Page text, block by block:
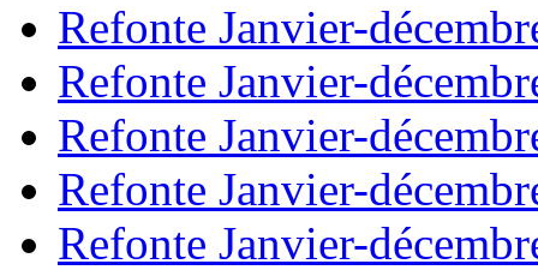
Refonte Janvier-
Refonte Janvier-
Refonte Janvier-
Refonte Janvier-
Refonte Janvier-